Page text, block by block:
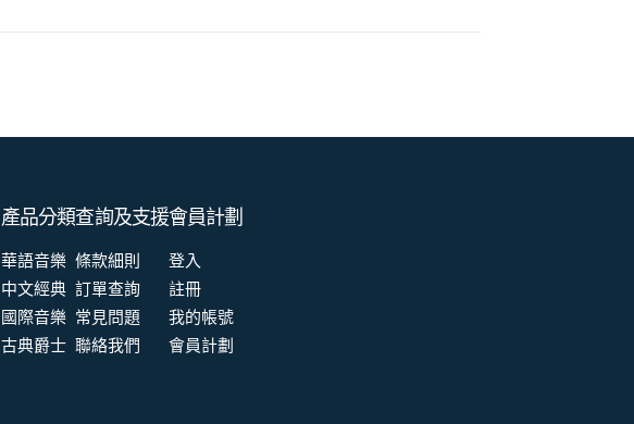
產品分類
華語音樂
中文經典
國際音樂
古典爵士
查詢及支援
條款細則
訂單查詢
常見問題
聯絡我們
會員計劃
登入
註冊
我的帳號
會員計劃